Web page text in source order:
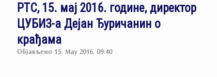
РТС, 15. мај 2016. године, директор
ЦУБИЗ-а Дејан Ђуричанин о
крађама
Објављено 15. May 2016. 09:40